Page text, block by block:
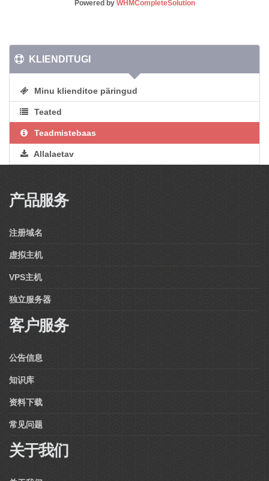
Powered by WHMCompleteSolution
KLIENDITUGI
Minu klienditoe päringud
Teated
Teadmistebaas
Allalaetav
Ava päring
产品服务
注册域名
虚拟主机
VPS主机
独立服务器
客户服务
公告信息
知识库
资料下载
常见问题
关于我们